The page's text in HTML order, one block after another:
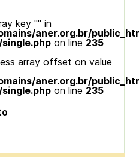
key "" in
aner.org.br/
on line 235
array offset on value
aner.org.br/
on line 235